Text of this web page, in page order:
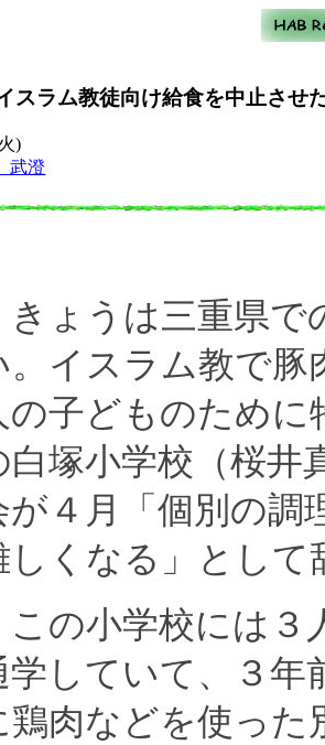
スラム教徒向け給食を中止させ
)
澄
ょうは三重県で
。イスラム教で
の子どものため
白塚小学校（桜井
が４月「個別の調
しくなる」とし
の小学校には３
学していて、３年
鶏肉などを使っ